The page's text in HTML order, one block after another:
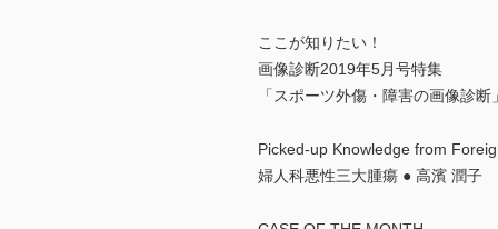
ここが知りたい！
画像診断2019年5月号特集
「スポーツ外傷・障害の画像診
Picked-up Knowledge from
婦人科悪性三大腫瘍 ● 高濱 潤子